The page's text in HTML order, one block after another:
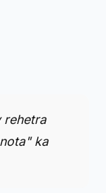
rehetra
ka